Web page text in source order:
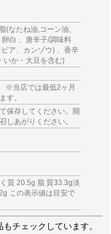
(なたね油,コーン油、
白 、唐辛子/調味料
ア、カンゾウ) 、香辛
いか・大豆を含む)
※当店では最低2ヶ月
す。
保存してください。開
しあがりください。
質 20.5g 脂 質33.3g淡
この表示値は目安で
チェックしています。